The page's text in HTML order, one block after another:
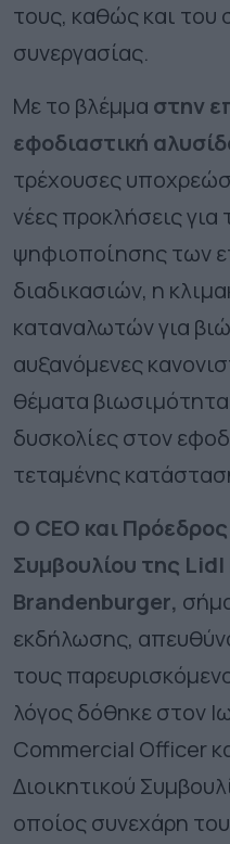
τους, καθώς και του
συνεργασίας.
Με το βλέμμα στην
εφοδιαστική
τρέχουσες
νέες προκλήσεις για
ψηφιοποίησης των
διαδικασιών, η
καταναλωτών για
αυξανόμενες
θέματα
δυσκολίες στον
τεταμένης
Ο CEO και Πρόεδρος
Συμβουλίου της Lidl
Brandenburger,
εκδήλωσης,
τους
λόγος δόθηκε στον
Commercial Officer
Διοικητικού
οποίος συνεχάρη